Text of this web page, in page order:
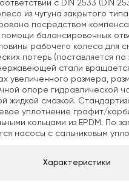
Характеристики
с DIN 2533 (DIN
из чугуна закрытого
посредством
помощи балансировочных
рабочего колеса для
потерь (поставляется по
стали
увеличенного размера,
опоре гидравлической
жидкой смазкой.
уплотнение графит/
кольцами из EPDM. По
насосы с сальниковым